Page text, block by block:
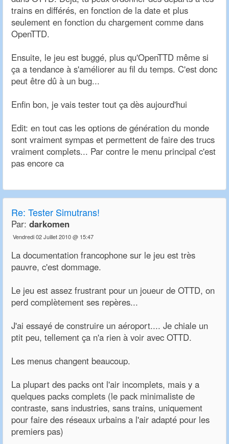
trains en différés, en fonction de la date et plus
seulement en fonction du chargement comme dans
OpenTTD.
Ensuite, le jeu est buggé, plus qu'OpenTTD même si
ça a tendance à s'améliorer au fil du temps. C'est donc
peut être dû à un bug...
Enfin bon, je vais tester tout ça dès aujourd'hui
Edit: en tout cas les options de génération du monde
sont vraiment sympas et permettent de faire des trucs
vraiment complets... Par contre le menu principal c'est
pas encore ca
Re: Tester Simutrans!
Par: darkomen
Vendredi 02 Juillet 2010 @ 15:47
La documentation francophone sur le jeu est très
pauvre, c'est dommage.
Le jeu est assez frustrant pour un joueur de OTTD, on
perd complètement ses repères...
J'ai essayé de construire un aéroport.... Je chiale un
ptit peu, tellement ça n'a rien à voir avec OTTD.
Les menus changent beaucoup.
La plupart des packs ont l'air incomplets, mais y a
quelques packs complets (le pack minimaliste de
contraste, sans industries, sans trains, uniquement
pour faire des réseaux urbains a l'air adapté pour les
premiers pas)